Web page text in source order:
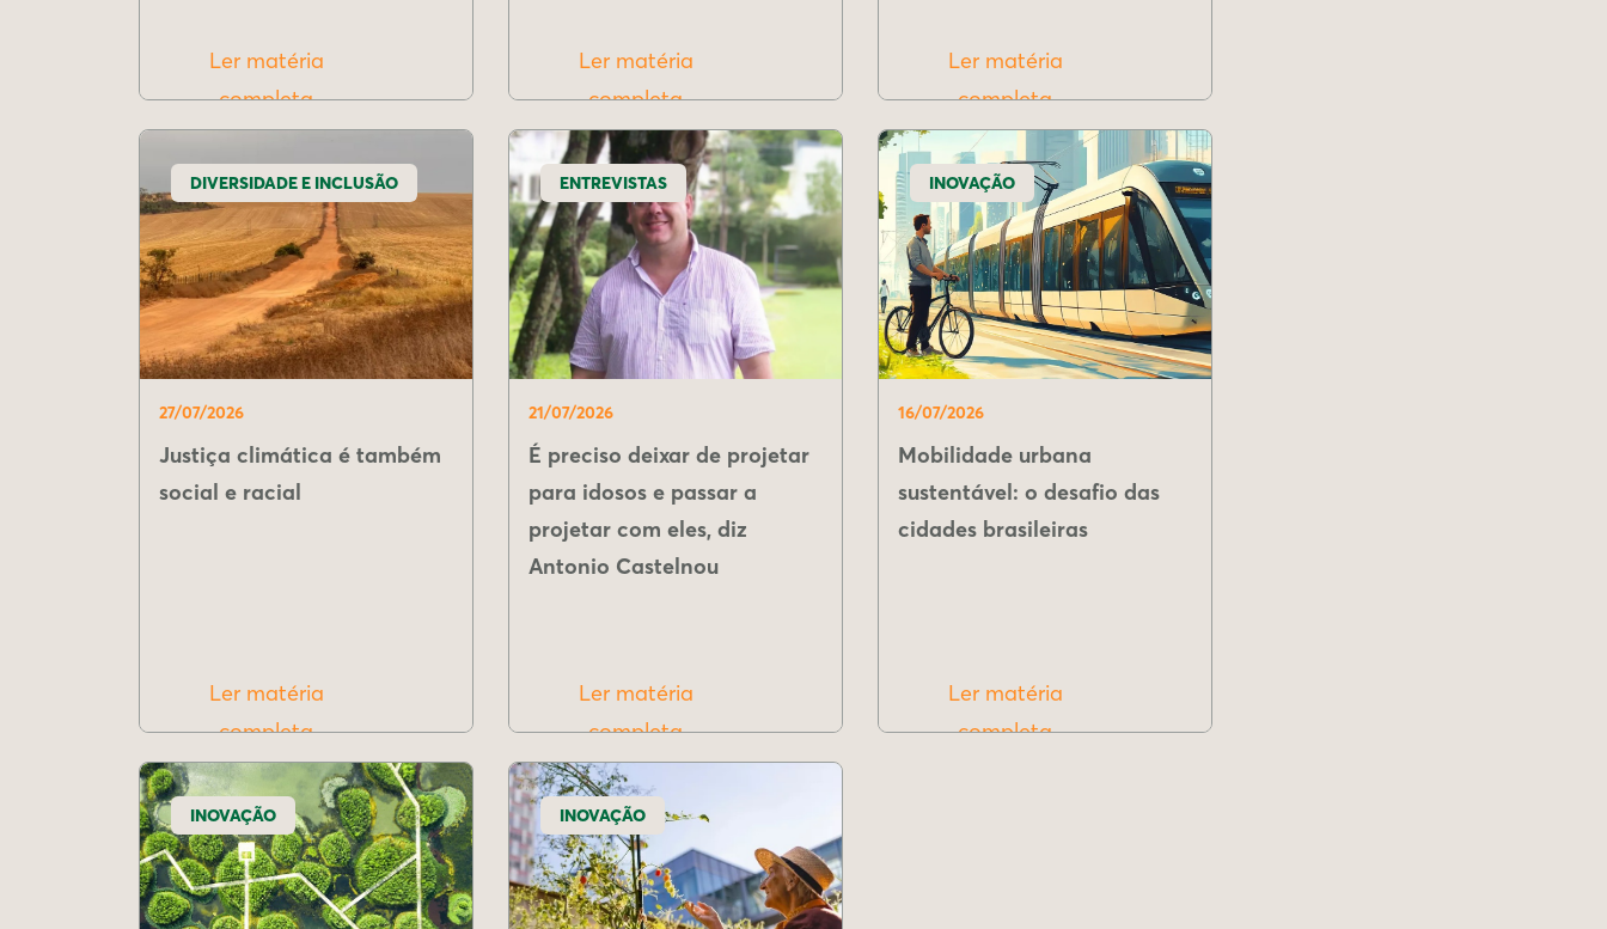
Ler matéria
completa
Ler matéria
completa
Ler matéria
completa
DIVERSIDADE E INCLUSÃO
27/07/2026
Justiça climática é também
social e racial
Ler matéria
completa
ENTREVISTAS
21/07/2026
É preciso deixar de projetar
para idosos e passar a
projetar com eles, diz
Antonio Castelnou
Ler matéria
completa
INOVAÇÃO
16/07/2026
Mobilidade urbana
sustentável: o desafio das
cidades brasileiras
Ler matéria
completa
INOVAÇÃO INOVAÇÃO